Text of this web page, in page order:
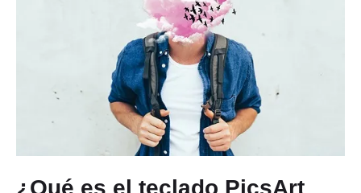
¿Qué es el teclado PicsArt